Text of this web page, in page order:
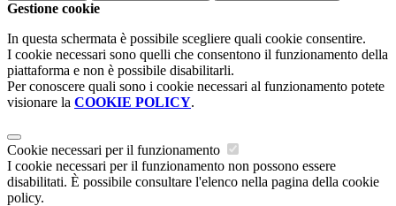
Gestione cookie
In questa schermata è possibile scegliere quali cookie consentire.
I cookie necessari sono quelli che consentono il funzionamento della
piattaforma e non è possibile disabilitarli.
Per conoscere quali sono i cookie necessari al funzionamento potete
visionare la COOKIE POLICY.
Cookie necessari per il funzionamento
I cookie necessari per il funzionamento non possono essere
disabilitati. È possibile consultare l'elenco nella pagina della cookie
policy.